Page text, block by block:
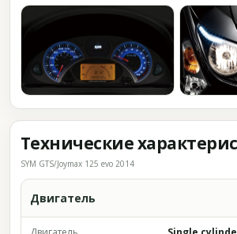
Технические
SYM GTS/Joymax 125 evo 2014
Двигатель